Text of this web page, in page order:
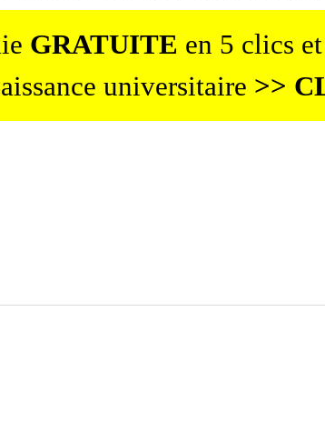
GRATUITE en 5 clics
universitaire >>